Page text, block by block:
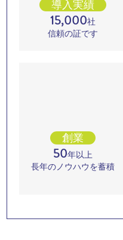
導入実績
15,000社
信頼の証です
創業
50年以上
長年のノウハウを蓄積